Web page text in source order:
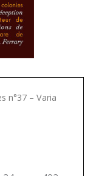
n°37 – Varia